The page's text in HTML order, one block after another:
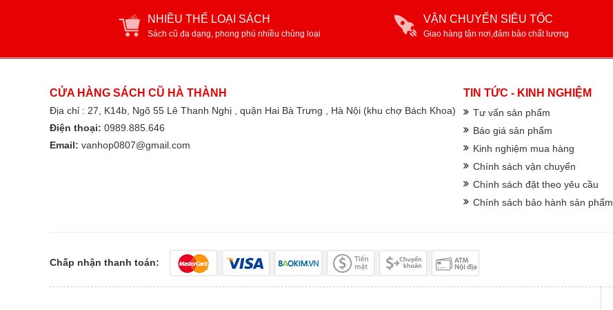
NHIỀU THỂ LOẠI SÁCH
Sách cũ đa dạng, phong phú nhiều chủng loại
VẬN CHUYỂN SIÊU TỐC
Giao hàng tận nơi,đảm bảo chất lượng
CỬA HÀNG SÁCH CŨ HÀ THÀNH
Địa chỉ : 27, K14b, Ngõ 55 Lê Thanh Nghị , quận Hai Bà Trưng , Hà Nội (khu chợ Bách Khoa)
Điện thoại: 0989.885.646
Email: vanhop0807@gmail.com
TIN TỨC - KINH NGHIỆM
Tư vấn sản phẩm
Báo giá sản phẩm
Kinh nghiệm mua hàng
Chính sách vận chuyển
Chính sách đặt theo yêu cầu
Chính sách bảo hành sản phẩm
Chấp nhận thanh toán: